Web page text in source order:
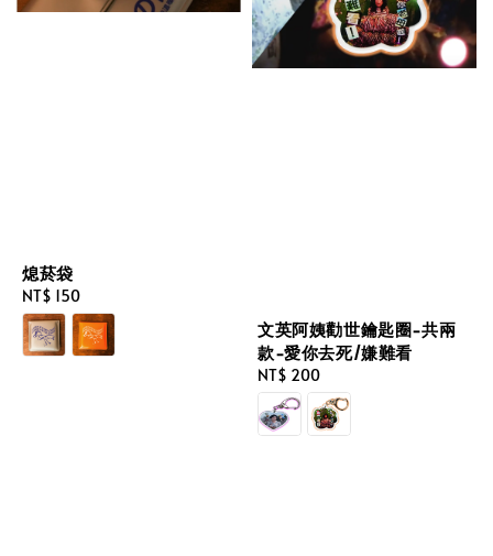
熄菸袋
Regular
price
NT$ 150
文英阿姨勸世鑰匙圈-共兩
款-愛你去死/嫌難看
Regular
price
NT$ 200